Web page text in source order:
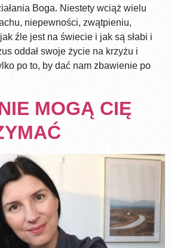
Boga. Niestety wciąż wielu
niepewności, zwątpieniu,
źle jest na świecie i jak są słabi i
oddał swoje życie na krzyżu i
po to, by dać nam zbawienie po
MOGĄ CIĘ